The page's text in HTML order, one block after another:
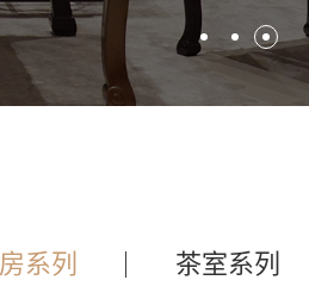
系列 茶室系列